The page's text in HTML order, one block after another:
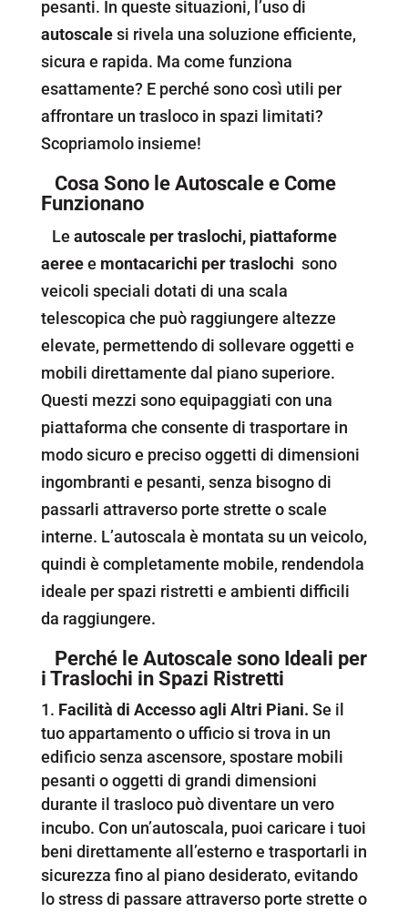
pesanti. In queste situazioni, l’uso di
autoscalesi rivela una soluzione efficiente,
sicura e rapida. Ma come funziona
esattamente? E perché sono così utili per
affrontare un trasloco in spazi limitati?
Scopriamolo insieme!
Cosa Sono le Autoscale e Come
Funzionano
Le autoscale per traslochi, piattaforme
aereee montacarichi per traslochi sono
veicoli speciali dotati di una scala
telescopica che può raggiungere altezze
elevate, permettendo di sollevare oggetti e
mobili direttamente dal piano superiore.
Questi mezzi sono equipaggiati con una
piattaforma che consente di trasportare in
modo sicuro e preciso oggetti di dimensioni
ingombranti e pesanti, senza bisogno di
passarli attraverso porte strette o scale
interne. L’autoscala è montata su un veicolo,
quindi è completamente mobile, rendendola
ideale per spazi ristretti e ambienti difficili
da raggiungere.
Perché le Autoscale sono Ideali per
i Traslochi in Spazi Ristretti
Facilità di Accesso agli Altri Piani. Se il
tuo appartamento o ufficio si trova in un
edificio senza ascensore, spostare mobili
pesanti o oggetti di grandi dimensioni
durante il trasloco può diventare un vero
incubo. Con un’autoscala, puoi caricare i tuoi
beni direttamente all’esterno e trasportarli in
sicurezza fino al piano desiderato, evitando
lo stress di passare attraverso porte strette o